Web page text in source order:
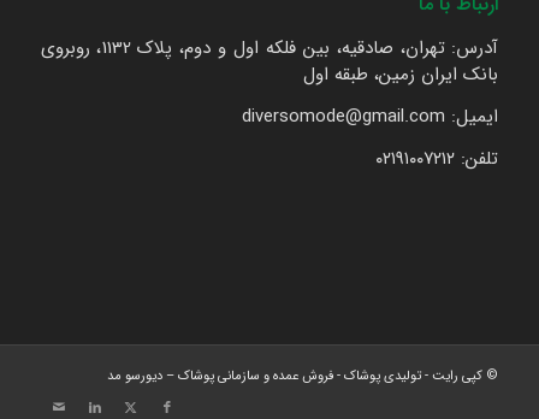
آدرس: تهران، صادقیه، بین فلکه اول و دوم، پلاک 1132، روبروی
بانک ایران زمین، طبقه اول
ایمیل: diversomode@gmail.com
تلفن: ۰۲۱۹۱۰۰۷۲۱۲
© کپی رایت - تولیدی پوشاک - فروش عمده و سازمانی پوشاک – دیورسو مد